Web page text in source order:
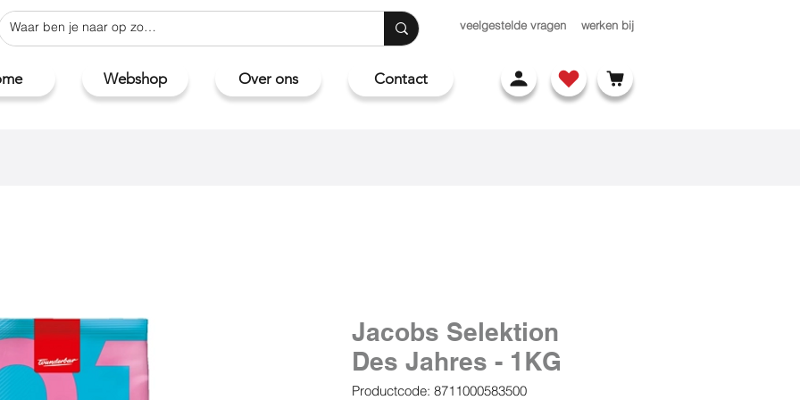
veelgestelde vragen werken bij
Webshop Over ons Contact
Jacobs Selektion
Des Jahres - 1KG
Productcode: 8711000583500